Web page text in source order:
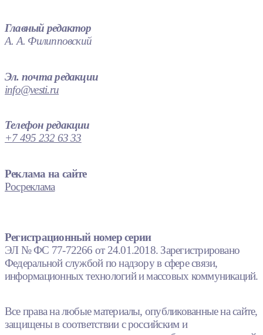
Главный редактор
А. А. Филипповский
Эл. почта редакции
info@vesti.ru
Телефон редакции
+7 495 232 63 33
Реклама на сайте
Росреклама
Регистрационный номер серии
ЭЛ № ФС 77-72266 от 24.01.2018. Зарегистрировано
Федеральной службой по надзору в сфере связи,
информационных технологий и массовых коммуникаций.
Все права на любые материалы, опубликованные на сайте,
защищены в соответствии с российским и